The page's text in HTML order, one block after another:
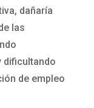
dañaría
las
dificultando
de empleo